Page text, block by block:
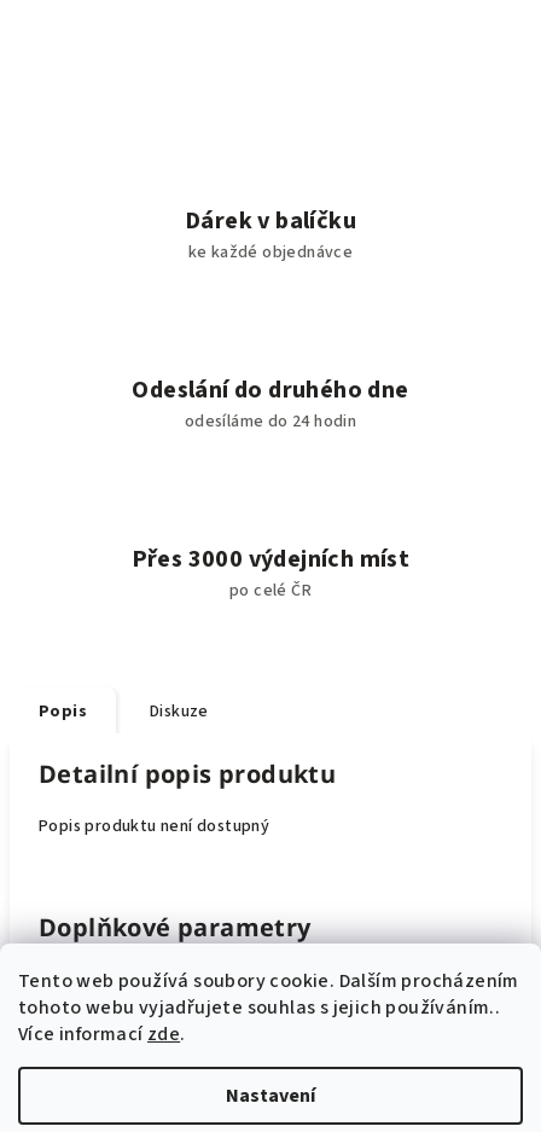
Tento web používá soubory cookie. Dalším procházením
tohoto webu vyjadřujete souhlas s jejich používáním..
Více informacízde.
Nastavení
Dárek v balíčku
ke každé objednávce
Odeslání do druhého dne
odesíláme do 24 hodin
Přes 3000 výdejních míst
po celé ČR
Popis Diskuze
Detailní popis produktu
Popis produktu není dostupný
Doplňkové parametry
Kategorie:
Samolepky
Hmotnost :